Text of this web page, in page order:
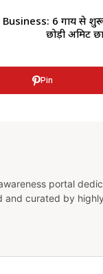
6 गाय से
छोड़ी अमिट
Pin
portal
and curated by